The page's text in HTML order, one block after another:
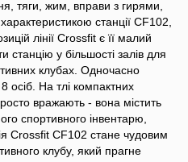
тяги, жим, вправи з гирями,
станції CF102,
лінії Crossfit є її малий
станцію у більшості залів для
клубах. Одночасно
осіб. На тлі компактних
вражають - вона містить
спортивного інвентарю,
Crossfit CF102 стане чудовим
клубу, який прагне